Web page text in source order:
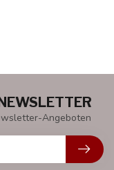
Angeboten